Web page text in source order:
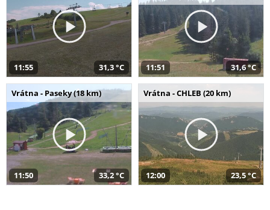
11:55 31,3 °C 11:51 31,6 °C
Vrátna - Paseky (18 km)
11:50 33,2 °C
Vrátna - CHLEB (20 km)
12:00 23,5 °C